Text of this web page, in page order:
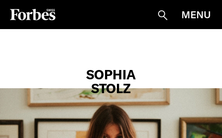
Suche
MENU
SOPHIA
STOLZ